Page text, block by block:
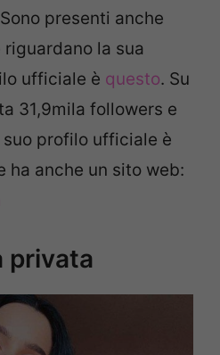
presenti anche
la sua
ufficiale è questo. Su
31,9mila followers e
suo profilo ufficiale è
ha anche un sito web:
privata